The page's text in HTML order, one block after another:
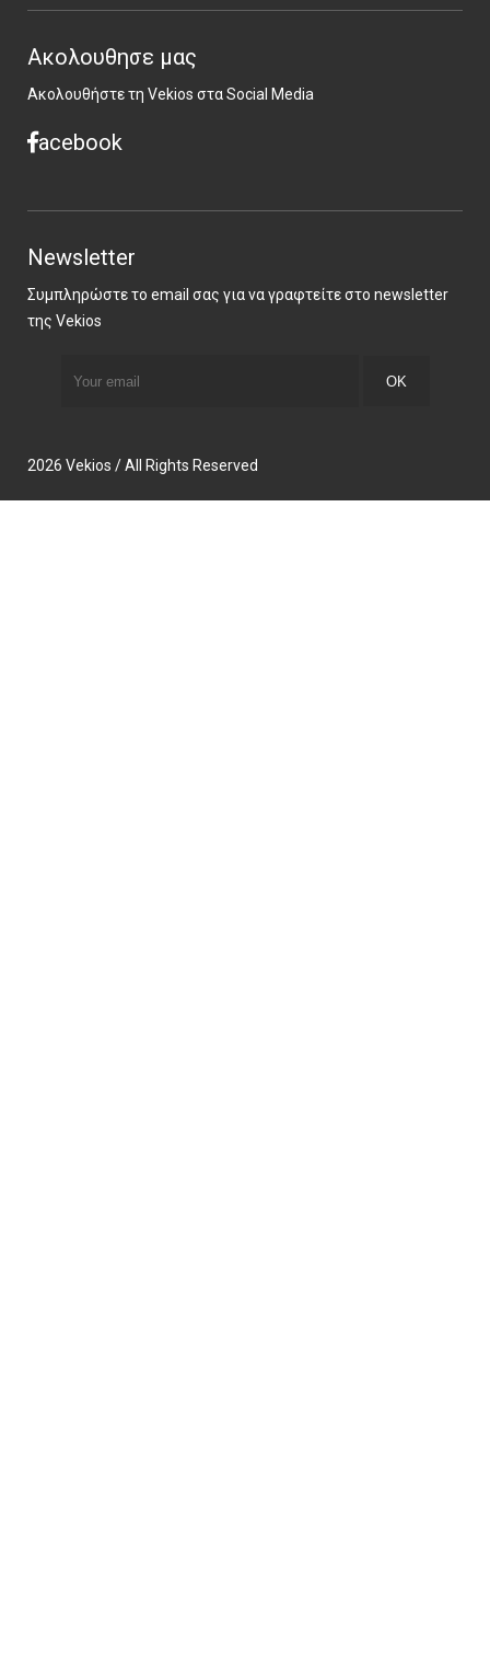
Ακολουθησε μας
Ακολουθήστε τη Vekios στα Social Media
acebook
Newsletter
Συμπληρώστε το email σας για να γραφτείτε στο newsletter
της Vekios
2026 Vekios / All Rights Reserved